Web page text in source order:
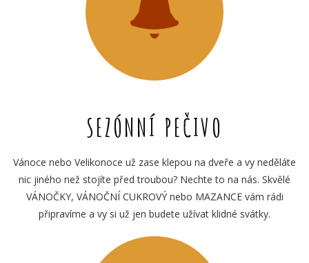
SEZÓNNÍ PEČIVO
Vánoce nebo Velikonoce už zase klepou na dveře a vy neděláte
nic jiného než stojíte před troubou? Nechte to na nás. Skvělé
VÁNOČKY, VÁNOČNÍ CUKROVÝ nebo MAZANCE vám rádi
připravíme a vy si už jen budete užívat klidné svátky.